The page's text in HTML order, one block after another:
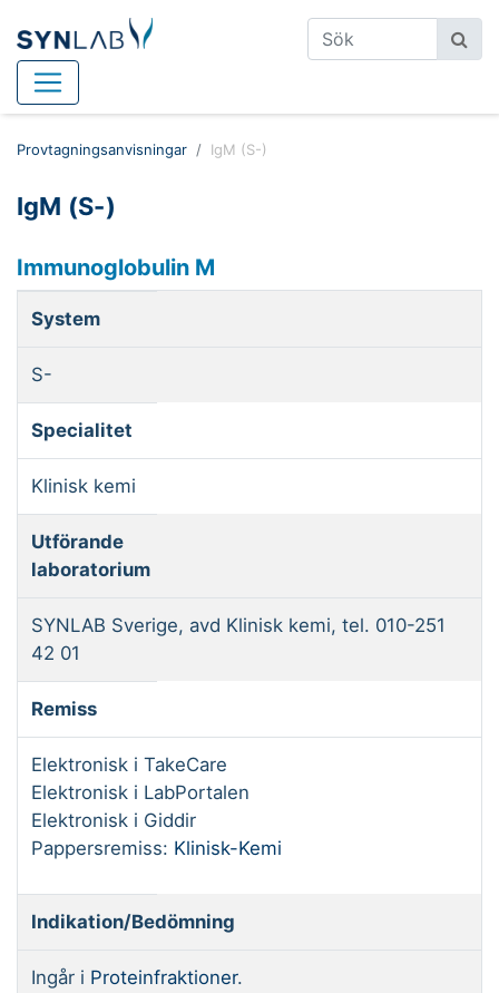
Provtagningsanvisningar IgM (S-)
IgM (S-)
Immunoglobulin M
System
S-
Specialitet
Klinisk kemi
Utförande
laboratorium
SYNLAB Sverige, avd Klinisk kemi, tel. 010-251
42 01
Remiss
Elektronisk i TakeCare
Elektronisk i LabPortalen
Elektronisk i Giddir
Pappersremiss: Klinisk-Kemi
Indikation/Bedömning
Ingår i Proteinfraktioner.